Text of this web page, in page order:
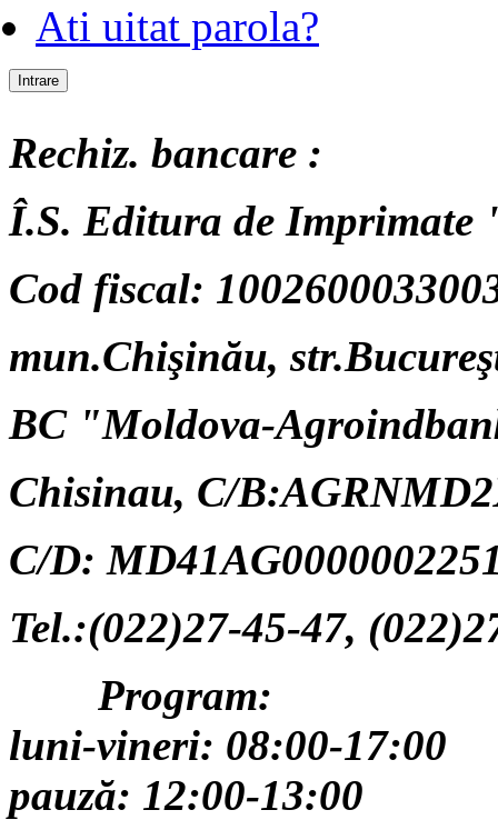
Ati uitat parola?
Rechiz. bancare :
Î.S. Editura de Imprimate
Cod fiscal:
mun.Chişinău,
BC "Moldova-
Chisinau, C/
C/D:
Tel.:(022)27-45-47,
Program:
luni-vineri: 08:00-17:00
pauză: 12:00-13:00